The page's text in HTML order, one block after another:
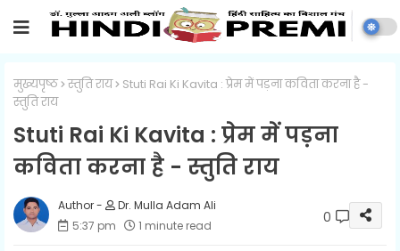
मुख्यपृष्ठ स्तुति राय
Stuti Rai Ki Kavita : प्रेम में पड़ना कविता करना है -
स्तुति राय
Stuti Rai Ki Kavita : प्रेम में पड़ना
कविता करना है - स्तुति राय
Dr. Mulla Adam Ali
5:37 pm
1 minute read 0